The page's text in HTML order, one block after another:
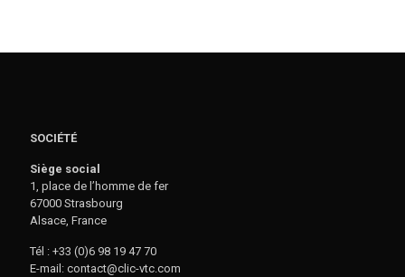
SOCIÉTÉ
Siège social
1, place de l’homme de fer
67000 Strasbourg
Alsace, France
Tél : +33 (0)6 98 19 47 70
E-mail: contact@clic-vtc.com